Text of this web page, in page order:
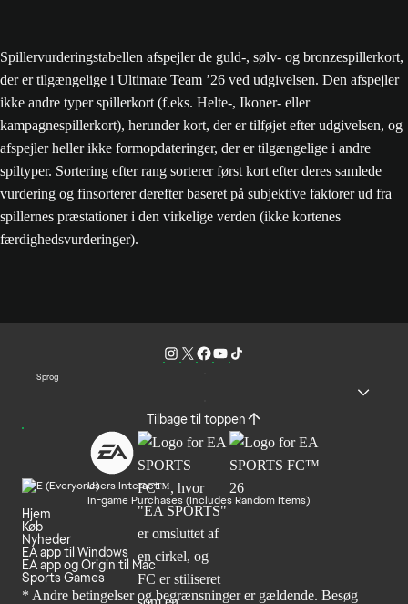
Spillervurderingstabellen afspejler de guld-, sølv- og bronzespillerkort,
der er tilgængelige i Ultimate Team ’26 ved udgivelsen. Den afspejler
ikke andre typer spillerkort (f.eks. Helte-, Ikoner- eller
kampagnespillerkort), herunder kort, der er tilføjet efter udgivelsen, og
afspejler heller ikke formopdateringer, der er tilgængelige i andre
spiltyper. Sortering efter rang sorterer først kort efter deres samlede
vurdering og finsorterer derefter baseret på subjektive faktorer ud fra
spillernes præstationer i den virkelige verden (ikke kortenes
færdighedsvurderinger).
Sprog
Tilbage til toppen
Users Interact
In-game Purchases (Includes Random Items)
Hjem
Køb
Nyheder
EA app til Windows
EA app og Origin til Mac
Sports Games
* Andre betingelser og begrænsninger er gældende. Besøg